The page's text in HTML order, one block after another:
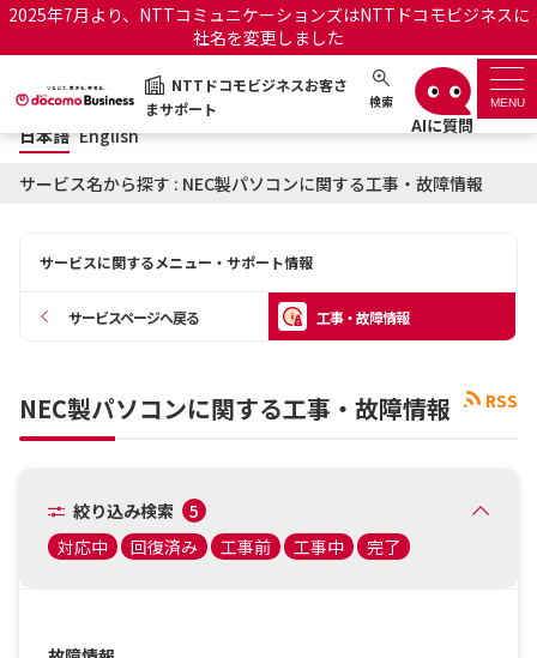
2025年7月より、NTTコミュニケーションズはNTTドコモビジネスに
社名を変更しました
NTTドコモビジネスお客さ
まサポート
検索 MENU
NTTドコモビジネスお客さまサポート 日本語 English
サポートトップ
OCNのお客さまはこちら
工事・故障情報通知サー
オフィシャルサイト
日本語 English
サービス名から探す : NEC製パソコンに関する工事・故障情報
サービスに関するメニュー・サポート情報
サービスページへ戻る 工事・故障情報
RSS
NEC製パソコンに関する工事・故障情報
絞り込み検索
5
対応中
回復済み 工事前 工事中 完了